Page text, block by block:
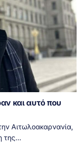
και αυτό που
Αιτωλοακαρνανία,
της...